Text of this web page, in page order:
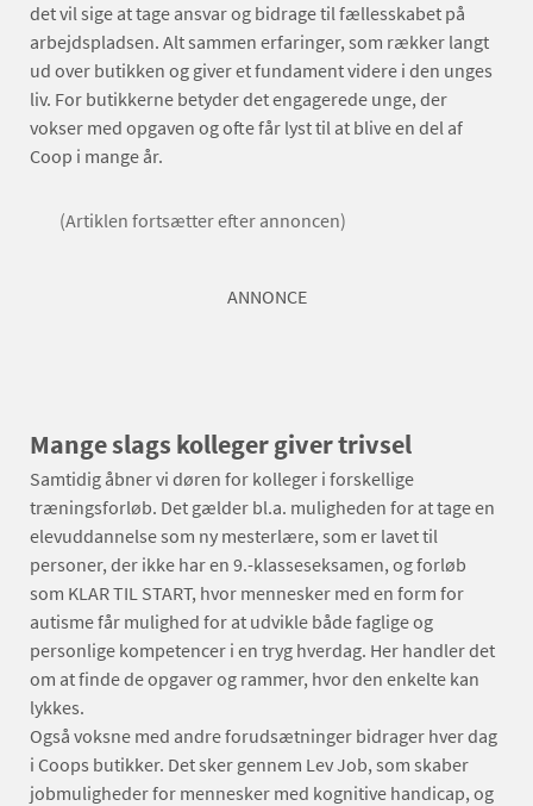
det vil sige at tage ansvar og bidrage til fællesskabet på
arbejdspladsen. Alt sammen erfaringer, som rækker langt
ud over butikken og giver et fundament videre i den unges
liv. For butikkerne betyder det engagerede unge, der
vokser med opgaven og ofte får lyst til at blive en del af
Coop i mange år.
(Artiklen fortsætter efter annoncen)
ANNONCE
Mange slags kolleger giver trivsel
Samtidig åbner vi døren for kolleger i forskellige
træningsforløb. Det gælder bl.a. muligheden for at tage en
elevuddannelse som ny mesterlære, som er lavet til
personer, der ikke har en 9.-klasseseksamen, og forløb
som KLAR TIL START, hvor mennesker med en form for
autisme får mulighed for at udvikle både faglige og
personlige kompetencer i en tryg hverdag. Her handler det
om at finde de opgaver og rammer, hvor den enkelte kan
lykkes.
Også voksne med andre forudsætninger bidrager hver dag
i Coops butikker. Det sker gennem Lev Job, som skaber
jobmuligheder for mennesker med kognitive handicap, og